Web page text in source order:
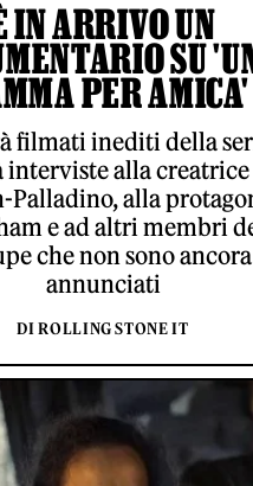
IN ARRIVO UN
SU
PER AMICA'
filmati inediti della
alla
Palladino, alla
e ad altri membri
che non sono
annunciati
DI ROLLING STONE IT